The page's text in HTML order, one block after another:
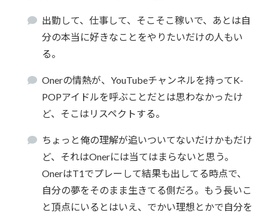
出勤して、仕事して、そこそこ稼いで、あとは自
分の本当に好きなことをやりたいだけの人もい
る。
Onerの情熱が、YouTubeチャンネルを持ってK-
POPアイドルを呼ぶことだとは思わなかったけ
ど、そこはリスペクトする。
ちょっと俺の理解が追いついてないだけかもだけ
ど、それはOnerには当てはまらないと思う。
OnerはT1でプレーして結果も出してる時点で、
自分の夢をそのまま生きてる側だろ。もう長いこ
と頂点にいるとはいえ、でかい理想とかで自分を